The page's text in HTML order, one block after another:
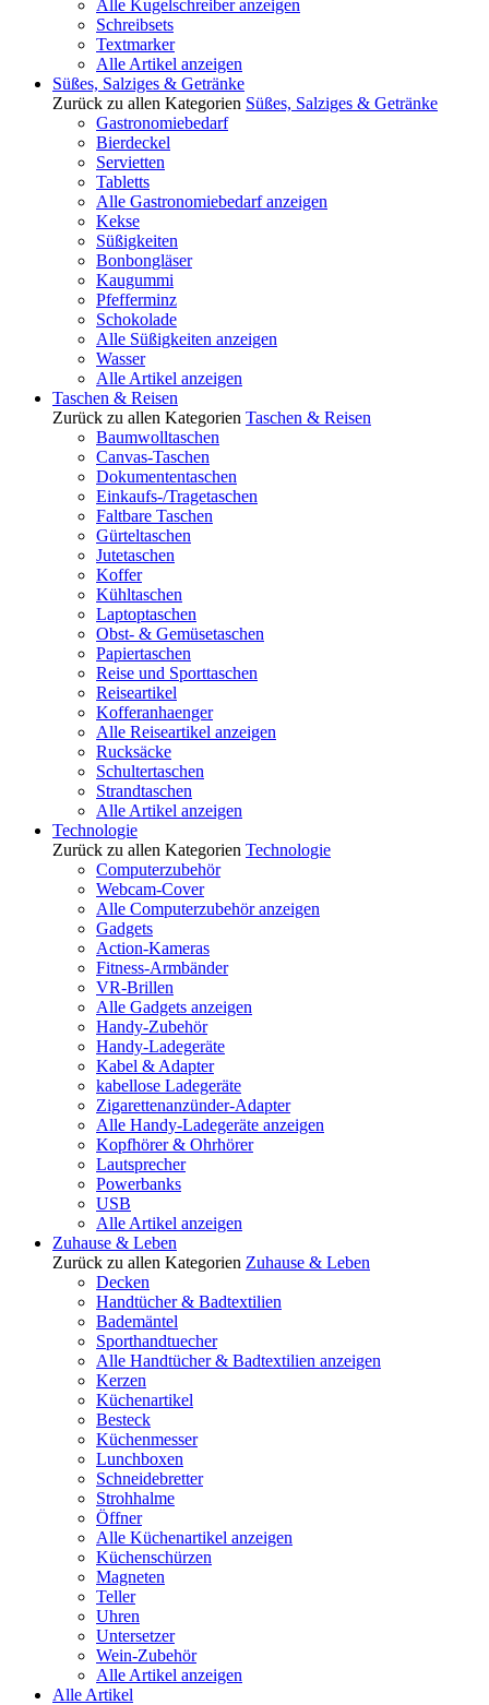
Alle Kugelschreiber anzeigen
Schreibsets
Textmarker
Alle Artikel anzeigen
Süßes, Salziges & Getränke
Zurück zu allen Kategorien Süßes, Salziges & Getränke
Gastronomiebedarf
Bierdeckel
Servietten
Tabletts
Alle Gastronomiebedarf anzeigen
Kekse
Süßigkeiten
Bonbongläser
Kaugummi
Pfefferminz
Schokolade
Alle Süßigkeiten anzeigen
Wasser
Alle Artikel anzeigen
Taschen & Reisen
Zurück zu allen Kategorien Taschen & Reisen
Baumwolltaschen
Canvas-Taschen
Dokumententaschen
Einkaufs-/Tragetaschen
Faltbare Taschen
Gürteltaschen
Jutetaschen
Koffer
Kühltaschen
Laptoptaschen
Obst- & Gemüsetaschen
Papiertaschen
Reise und Sporttaschen
Reiseartikel
Kofferanhaenger
Alle Reiseartikel anzeigen
Rucksäcke
Schultertaschen
Strandtaschen
Alle Artikel anzeigen
Technologie
Zurück zu allen Kategorien Technologie
Computerzubehör
Webcam-Cover
Alle Computerzubehör anzeigen
Gadgets
Action-Kameras
Fitness-Armbänder
VR-Brillen
Alle Gadgets anzeigen
Handy-Zubehör
Handy-Ladegeräte
Kabel & Adapter
kabellose Ladegeräte
Zigarettenanzünder-Adapter
Alle Handy-Ladegeräte anzeigen
Kopfhörer & Ohrhörer
Lautsprecher
Powerbanks
USB
Alle Artikel anzeigen
Zuhause & Leben
Zurück zu allen Kategorien Zuhause & Leben
Decken
Handtücher & Badtextilien
Bademäntel
Sporthandtuecher
Alle Handtücher & Badtextilien anzeigen
Kerzen
Küchenartikel
Besteck
Küchenmesser
Lunchboxen
Schneidebretter
Strohhalme
Öffner
Alle Küchenartikel anzeigen
Küchenschürzen
Magneten
Teller
Uhren
Untersetzer
Wein-Zubehör
Alle Artikel anzeigen
Alle Artikel